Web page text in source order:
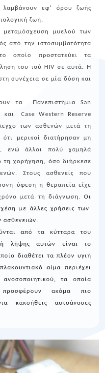
λαμβάνουν εφ’ όρου ζωής
ζωή.
μεταμόσχευση μυελού των
από την ιστοσυμβατότητα
οποίο προστατεύει τα
του ιού HIV σε αυτά. Η
συνέχεια σε μία δόση και
τα ΠανεπιστήμιαSan
και Case Western
Reserve
των ασθενών μετά τη
ότι μερικοί διατήρησαν μη
ενώ άλλοι πολύ χαμηλά
τη χορήγηση, όσο διήρκεσε
Στους ασθενείς που
ύφεση η θεραπεία είχε
μετά τη διάγνωση. Οι
με άλλες χρήσεις των
ασθενειών.
από τα κύτταρα του
λήψης αυτών είναι το
διαθέτει τα πλέον υγιή
αίμα περιέχει
τα οποία
προσφέρουν ακόμα πιο
κακοήθεις αυτοάνοσες